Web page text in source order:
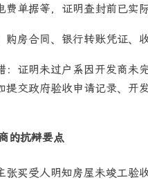
费单据等，证明查封前已实
购房合同、银行转账凭证、收
：证明未过户系因开发商未
提交政府验收申请记录、开
的抗辩要点
张买受人明知房屋未竣工验